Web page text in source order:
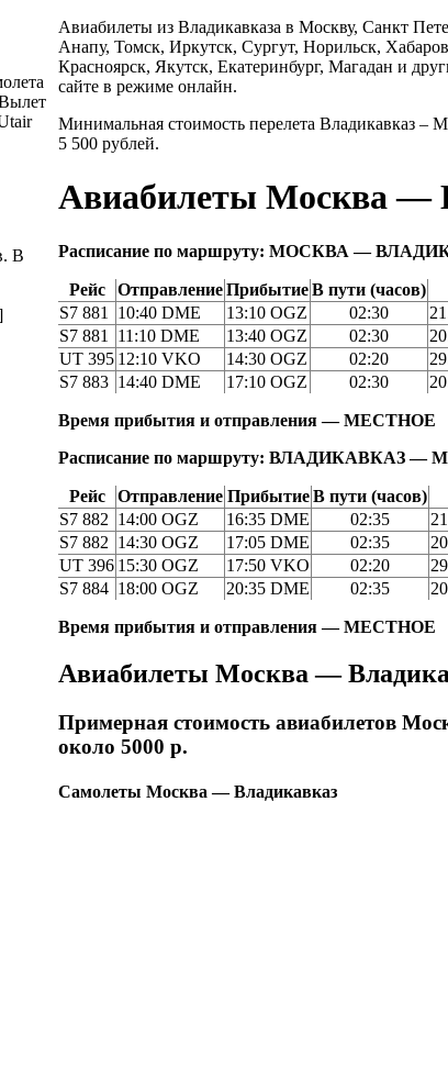
В
Авиабилеты из Владикавказа в Москву, Санкт
Анапу, Томск, Иркутск, Сургут, Норильск,
Красноярск, Якутск, Екатеринбург, Магадан и
сайте в режиме онлайн.
Минимальная стоимость перелета Владикавказ –
5 500 рублей.
Авиабилеты Москва —
Расписание по маршруту: МОСКВА —
Рейс ОтправлениеПрибытиеВ пути (часов)
S7 881
10:40 DME 13:10 OGZ 02:30
S7 881
11:10 DME 13:40 OGZ 02:30
UT 395 12:10 VKO 14:30 OGZ 02:20
S7 883 14:40 DME 17:10 OGZ 02:30
Время прибытия и отправления — МЕСТНОЕ
Расписание по маршруту: ВЛАДИКАВКАЗ —
Рейс Отправление Прибытие В пути (часов)
S7 882 14:00 OGZ 16:35 DME 02:35
S7 882 14:30 OGZ 17:05 DME 02:35
UT 396 15:30 OGZ 17:50 VKO 02:20
S7 884 18:00 OGZ 20:35 DME 02:35
Время прибытия и отправления — МЕСТНОЕ
Авиабилеты Москва —
Примерная стоимость авиабилетов
около 5000 р.
Самолеты Москва — Владикавказ